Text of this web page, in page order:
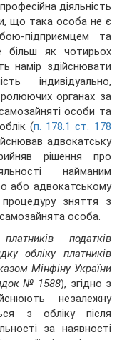
діяльність
що така особа не є
підприємцем та
більш як чотирьох
намір здійснювати
індивідуально,
органах за
особи та
(п. 178.1 ст. 178
адвокатську
рішення про
найманим
або адвокатському
процедуру зняття з
особа.
податків
обліку платників
Мінфіну України
№ 1588), згідно з
незалежну
з обліку після
за наявності